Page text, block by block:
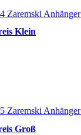
Klein
Groß